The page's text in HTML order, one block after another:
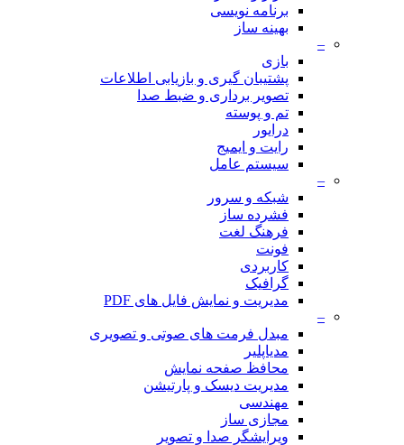
برنامه نویسی
بهینه ساز
–
بازی
پشتیبان گیری و بازیابی اطلاعات
تصویر برداری و ضبط صدا
تم و پوسته
درایور
رایت و ایمیج
سیستم عامل
–
شبکه و سرور
فشرده ساز
فرهنگ لغت
فونت
کاربردی
گرافیک
مدیریت و نمایش فایل های PDF
–
مبدل فرمت های صوتی و تصویری
مدیاپلیر
محافظ صفحه نمایش
مدیریت دیسک و پارتیشن
مهندسی
مجازی ساز
ویرایشگر صدا و تصویر